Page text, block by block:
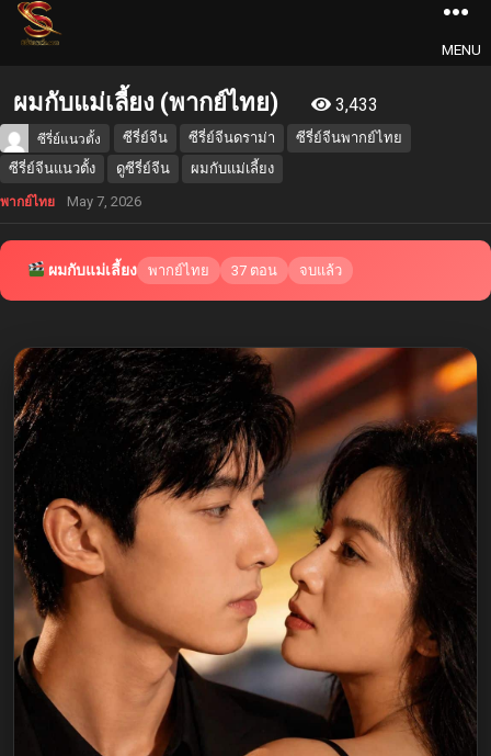
MENU
ผมกับแม่เลี้ยง (พากย์ไทย) 3,433
ซีรี่ย์แนวตั้ง ซีรี่ย์จีน ซีรี่ย์จีนดราม่า
ซีรี่ย์จีนพากย์ไทย
ซีรี่ย์จีนแนวตั้ง
ดูซีรี่ย์จีน ผมกับแม่เลี้ยง
พากย์ไทย May 7, 2026
ผมกับแม่เลี้ยง พากย์ไทย 37 ตอน จบแล้ว